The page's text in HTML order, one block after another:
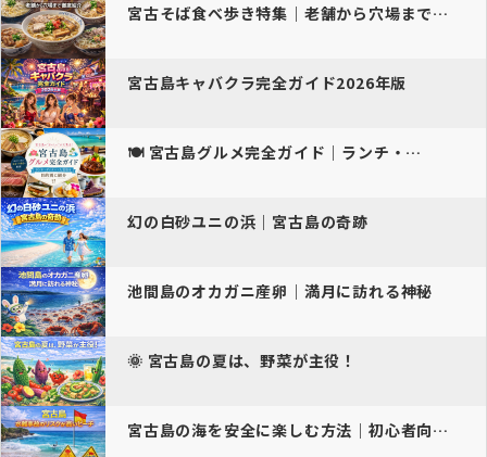
宮古そば食べ歩き特集｜老舗から穴場まで徹底紹介
宮古島キャバクラ完全ガイド2026年版
🍽️ 宮古島グルメ完全ガイド｜ランチ・…
幻の白砂ユニの浜｜宮古島の奇跡
池間島のオカガニ産卵｜満月に訪れる神秘
🌞 宮古島の夏は、野菜が主役！
宮古島の海を安全に楽しむ方法｜初心者向け完全ガイド